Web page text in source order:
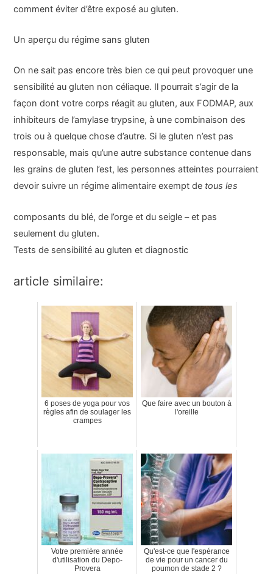
comment éviter d’être exposé au gluten.
Un aperçu du régime sans gluten
On ne sait pas encore très bien ce qui peut provoquer une
sensibilité au gluten non céliaque. Il pourrait s’agir de la
façon dont votre corps réagit au gluten, aux FODMAP, aux
inhibiteurs de l’amylase trypsine, à une combinaison des
trois ou à quelque chose d’autre. Si le gluten n’est pas
responsable, mais qu’une autre substance contenue dans
les grains de gluten l’est, les personnes atteintes pourraient
devoir suivre un régime alimentaire exempt de tous les
composants du blé, de l’orge et du seigle – et pas
seulement du gluten.
Tests de sensibilité au gluten et diagnostic
article similaire:
6 poses de yoga pour vos
règles afin de soulager les
crampes
Que faire avec un bouton à
l'oreille
Votre première année
d'utilisation du Depo-
Provera
Qu'est-ce que l'espérance
de vie pour un cancer du
poumon de stade 2 ?